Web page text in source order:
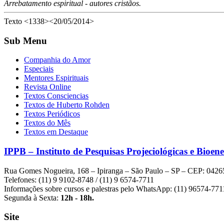
Arrebatamento espiritual - autores cristãos.
Texto <1338><20/05/2014>
Sub Menu
Companhia do Amor
Especiais
Mentores Espirituais
Revista Online
Textos Consciencias
Textos de Huberto Rohden
Textos Periódicos
Textos do Mês
Textos em Destaque
IPPB – Instituto de Pesquisas Projeciológicas e
Rua Gomes Nogueira, 168 – Ipiranga – São Paulo – SP – CEP:
Telefones: (11) 9 9102-8748 / (11) 9 6574-7711
Informações sobre cursos e palestras pelo WhatsApp: (11) 96574-
Segunda à Sexta: 12h - 18h.
Site